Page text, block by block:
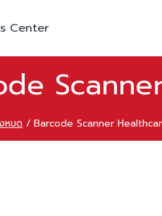
หมด / Barcode Scanner